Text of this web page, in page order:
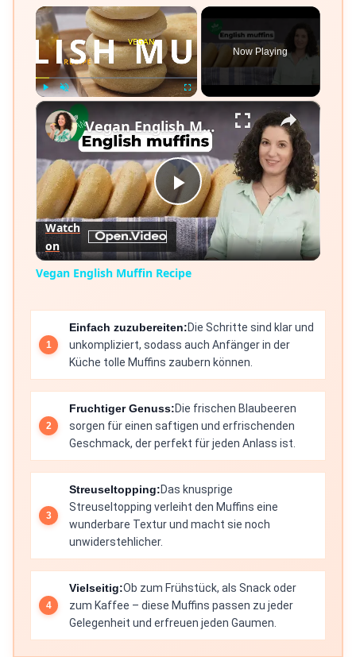
×
Unmute
Now Playing
×
Play
Video
Vegan English Muffin Recipe
Watch
on
Vegan English Muffin Recipe
Einfach zuzubereiten:Die Schritte sind klar und
unkompliziert, sodass auch Anfänger in der
Küche tolle Muffins zaubern können.
Fruchtiger Genuss:Die frischen Blaubeeren
sorgen für einen saftigen und erfrischenden
Geschmack, der perfekt für jeden Anlass ist.
Streuseltopping:Das knusprige
Streuseltopping verleiht den Muffins eine
wunderbare Textur und macht sie noch
unwiderstehlicher.
Vielseitig:Ob zum Frühstück, als Snack oder
zum Kaffee – diese Muffins passen zu jeder
Gelegenheit und erfreuen jeden Gaumen.